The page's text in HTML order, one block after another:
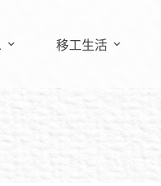
移工生活